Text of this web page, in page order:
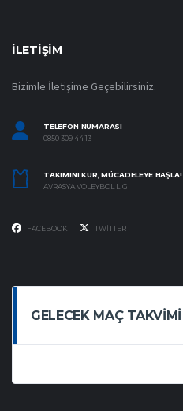
İLETIŞIM
Bizimle İletişime Geçebilirsiniz.
TELEFON NUMARASI
0850 309 44 13
TAKIMINI KUR, MÜCADELEYE BAŞLA!
AVRASYA VOLEYBOL LIGI
FACEBOOK TWITTER
GELECEK MAÇ TAKVIMI